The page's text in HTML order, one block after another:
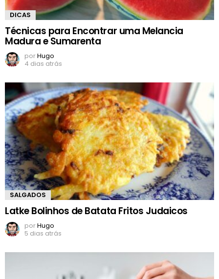
DICAS
Técnicas para Encontrar uma Melancia
Madura e Sumarenta
porHugo
4 dias atrás
SALGADOS
Latke Bolinhos de Batata Fritos Judaicos
porHugo
5 dias atrás